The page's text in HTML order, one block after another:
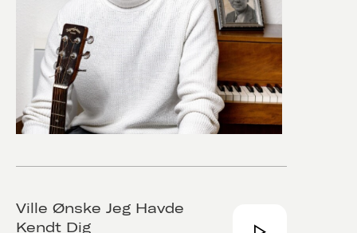
Ville Ønske Jeg Havde
Kendt Dig